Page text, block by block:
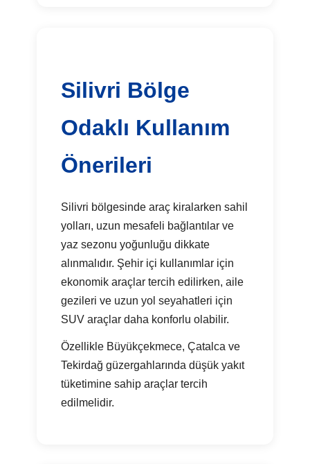
Silivri Bölge
Odaklı Kullanım
Önerileri
Silivri bölgesinde araç kiralarken sahil
yolları, uzun mesafeli bağlantılar ve
yaz sezonu yoğunluğu dikkate
alınmalıdır. Şehir içi kullanımlar için
ekonomik araçlar tercih edilirken, aile
gezileri ve uzun yol seyahatleri için
SUV araçlar daha konforlu olabilir.
Özellikle Büyükçekmece, Çatalca ve
Tekirdağ güzergahlarında düşük yakıt
tüketimine sahip araçlar tercih
edilmelidir.